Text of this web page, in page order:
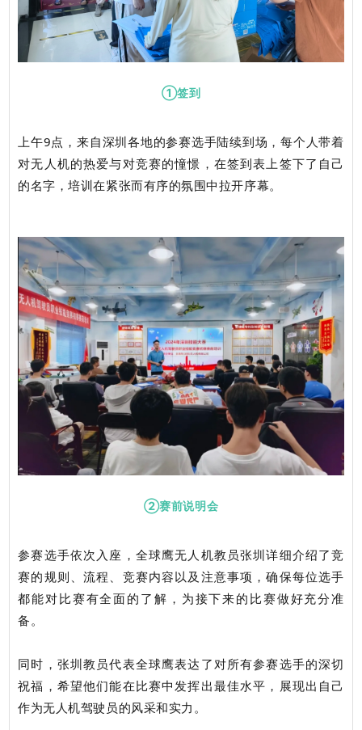
①签到
上午9点，来自深圳各地的参赛选手陆续到场，每个人带着
对无人机的热爱与对竞赛的憧憬，在签到表上签下了自己
的名字，培训在紧张而有序的氛围中拉开序幕。
②赛前说明会
参赛选手依次入座，全球鹰无人机教员张圳详细介绍了竞
赛的规则、流程、竞赛内容以及注意事项，确保每位选手
都能对比赛有全面的了解，为接下来的比赛做好充分准
备。
同时，张圳教员代表全球鹰表达了对所有参赛选手的深切
祝福，希望他们能在比赛中发挥出最佳水平，展现出自己
作为无人机驾驶员的风采和实力。